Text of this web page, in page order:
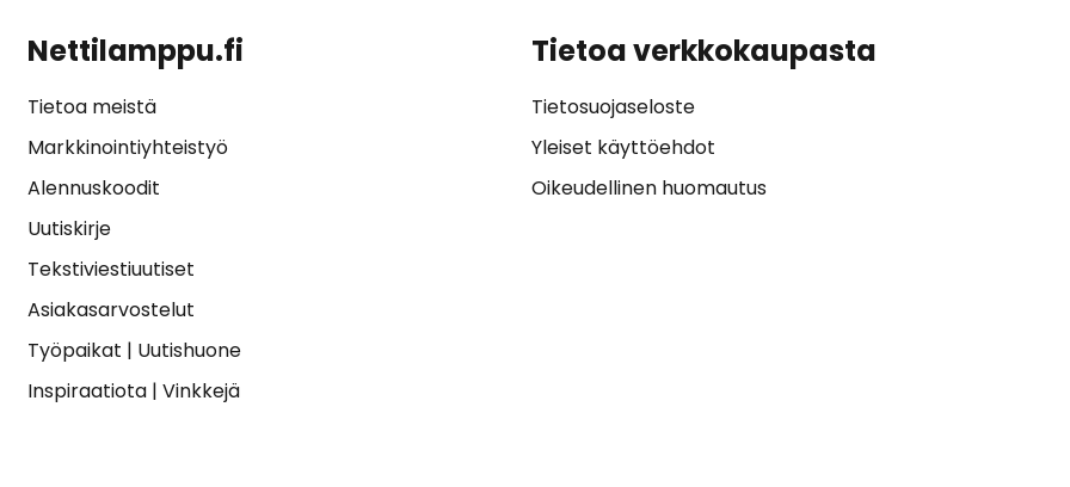
Nettilamppu.fi
Tietoa meistä
Markkinointiyhteistyö
Alennuskoodit
Uutiskirje
Tekstiviestiuutiset
Asiakasarvostelut
Työpaikat | Uutishuone
Inspiraatiota| Vinkkejä
Tietoa verkkokaupasta
Tietosuojaseloste
Yleiset käyttöehdot
Oikeudellinen huomautus